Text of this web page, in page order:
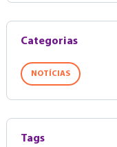
Categorias
NOTÍCIAS
Tags